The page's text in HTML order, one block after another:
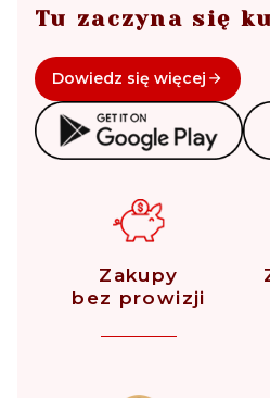
Tu zaczyna się
Dowiedz się więcej
Zakupy
bez prowizji